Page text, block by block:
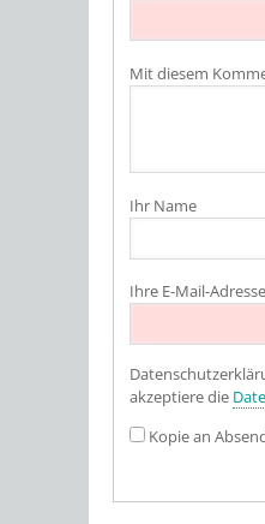
Mit diesem
Ihr Name
Ihre E-Mail-Adresse
akzeptiere die
Kopie an